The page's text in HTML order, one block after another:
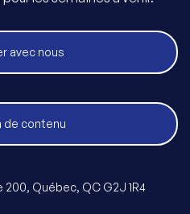
avec nous
de contenu
Québec, QC G2J 1R4